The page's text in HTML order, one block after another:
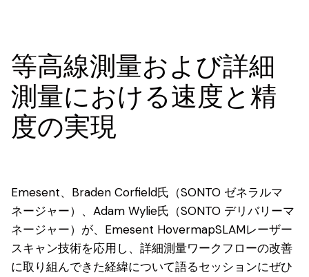
等高線測量および詳細
測量における速度と精
度の実現
Emesent、Braden Corfield氏（SONTO ゼネラルマ
ネージャー）、Adam Wylie氏（SONTO デリバリーマ
ネージャー）が、Emesent HovermapSLAMレーザー
スキャン技術を応用し、詳細測量ワークフローの改善
に取り組んできた経緯について語るセッションにぜひ